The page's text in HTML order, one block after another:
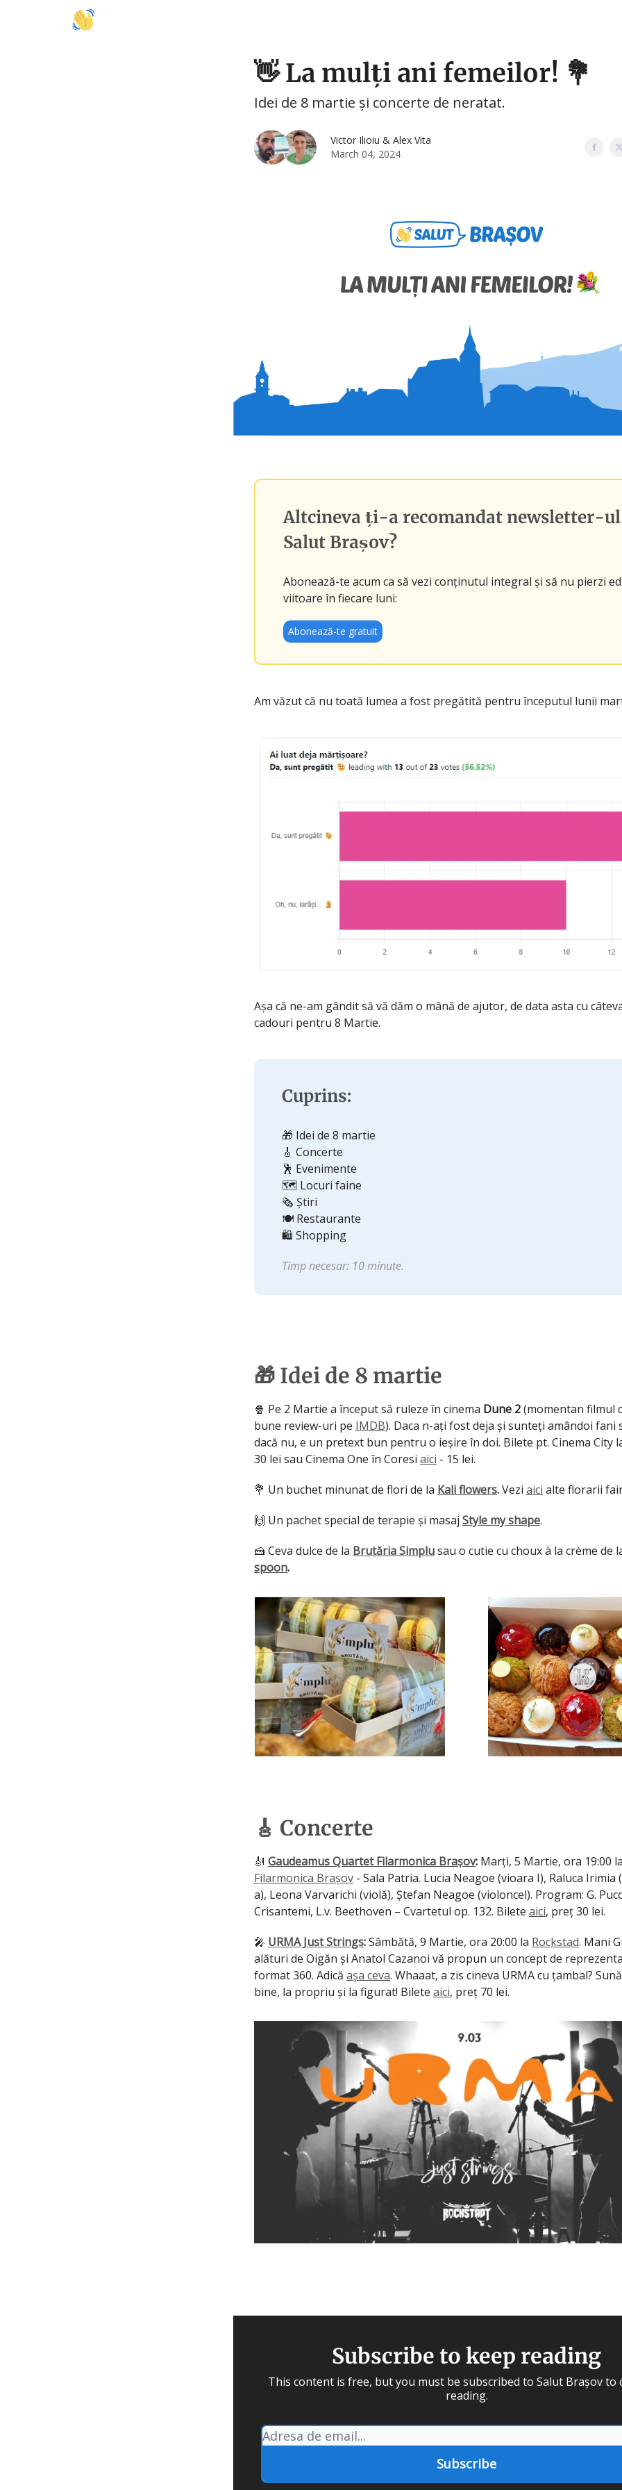
👋 La mulți ani femeilor! 💐
Idei de 8 martie și concerte de neratat.
Victor Ilioiu & Alex Vita
March 04, 2024
Altcineva ți-a recomandat newsletter-ul
Salut Brașov?
Abonează-te acum ca să vezi conținutul integral și să nu pierzi
viitoare în fiecare luni:
Abonează-te gratuit
Am văzut că nu toată lumea a fost pregătită pentru începutul lunii
Așa că ne-am gândit să vă dăm o mână de ajutor, de data asta cu
cadouri pentru 8 Martie.
Cuprins:
🎁 Idei de 8 martie
🎸 Concerte
🕺 Evenimente
🗺️ Locuri faine
🗞️ Știri
🍽️ Restaurante
🛍️ Shopping
Timp necesar: 10 minute.
🎁 Idei de 8 martie
🍿 Pe 2 Martie a început să ruleze în cinema Dune 2(momentan filmul
bune review-uri pe IMDB). Daca n-ați fost deja și sunteți amândoi fani
dacă nu, e un pretext bun pentru o ieșire în doi. Bilete pt. Cinema City
30 lei sau Cinema One în Coresi aici - 15 lei.
💐 Un buchet minunat de flori de la Kali flowers.Vezi aici alte florarii
🙌 Un pachet special de terapie și masaj Style my shape.
🍰 Ceva dulce de la Brutăria Simplusau o cutie cu choux à la crème de
spoon.
🎸 Concerte
🎻 Gaudeamus Quartet Filarmonica Brașov: Marți, 5 Martie, ora 19:00
Filarmonica Brașov - Sala Patria. Lucia Neagoe (vioara I), Raluca Irimia
a), Leona Varvarichi (violă), Ștefan Neagoe (violoncel). Program: G.
Crisantemi, L.v. Beethoven – Cvartetul op. 132. Bilete aici, preț 30 lei.
🎤 URMA Just Strings:Sâmbătă, 9 Martie, ora 20:00 la Rockstad. Mani
alături de Oigăn și Anatol Cazanoi vă propun un concept de
format 360. Adică așa ceva. Whaaat, a zis cineva URMA cu țambal?
bine, la propriu și la figurat! Bilete aici, preț 70 lei.
Subscribe to keep reading
This content is free, but you must be subscribed to Salut Brașov to
reading.